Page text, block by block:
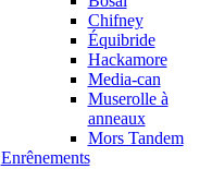
Chifney
Équibride
Hackamore
Media-can
Muserolle à
anneaux
Mors Tandem
Enrênements